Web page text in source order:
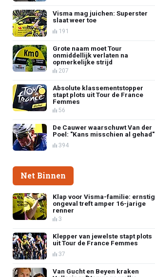
Visma mag juichen: Superster
slaat weer toe
191
Grote naam moet Tour
onmiddellijk verlaten na
opmerkelijke strijd
207
Absolute klassementstopper
stapt plots uit Tour de France
Femmes
56
De Cauwer waarschuwt Van der
Poel: "Kans misschien al gehad"
394
Net Binnen
Klap voor Visma-familie: ernstig
ongeval treft amper 16-jarige
renner
3
Klepper van jewelste stapt plots
uit Tour de France Femmes
37
Van Gucht en Beyen kraken